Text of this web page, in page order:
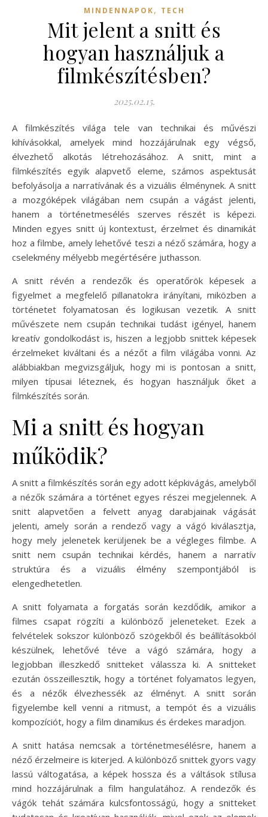
MINDENNAPOK, TECH
Mit jelent a snitt és
hogyan használjuk a
filmkészítésben?
2025.02.15.
A filmkészítés világa tele van technikai és művészi
kihívásokkal, amelyek mind hozzájárulnak egy végső,
élvezhető alkotás létrehozásához. A snitt, mint a
filmkészítés egyik alapvető eleme, számos aspektusát
befolyásolja a narratívának és a vizuális élménynek. A snitt
a mozgóképek világában nem csupán a vágást jelenti,
hanem a történetmesélés szerves részét is képezi.
Minden egyes snitt új kontextust, érzelmet és dinamikát
hoz a filmbe, amely lehetővé teszi a néző számára, hogy a
cselekmény mélyebb megértésére juthasson.
A snitt révén a rendezők és operatőrök képesek a
figyelmet a megfelelő pillanatokra irányítani, miközben a
történetet folyamatosan és logikusan vezetik. A snitt
művészete nem csupán technikai tudást igényel, hanem
kreatív gondolkodást is, hiszen a legjobb snittek képesek
érzelmeket kiváltani és a nézőt a film világába vonni. Az
alábbiakban megvizsgáljuk, hogy mi is pontosan a snitt,
milyen típusai léteznek, és hogyan használjuk őket a
filmkészítés során.
Mi a snitt és hogyan
működik?
A snitt a filmkészítés során egy adott képkivágás, amelyből
a nézők számára a történet egyes részei megjelennek. A
snitt alapvetően a felvett anyag darabjainak vágását
jelenti, amely során a rendező vagy a vágó kiválasztja,
hogy mely jelenetek kerüljenek be a végleges filmbe. A
snitt nem csupán technikai kérdés, hanem a narratív
struktúra és a vizuális élmény szempontjából is
elengedhetetlen.
A snitt folyamata a forgatás során kezdődik, amikor a
filmes csapat rögzíti a különböző jeleneteket. Ezek a
felvételek sokszor különböző szögekből és beállításokból
készülnek, lehetővé téve a vágó számára, hogy a
legjobban illeszkedő snitteket válassza ki. A snitteket
ezután összeillesztik, hogy a történet folyamatos legyen,
és a nézők élvezhessék az élményt. A snitt során
figyelembe kell venni a ritmust, a tempót és a vizuális
kompozíciót, hogy a film dinamikus és érdekes maradjon.
A snitt hatása nemcsak a történetmesélésre, hanem a
néző érzelmeire is kiterjed. A különböző snittek gyors vagy
lassú váltogatása, a képek hossza és a váltások stílusa
mind hozzájárulnak a film hangulatához. A rendezők és
vágók tehát számára kulcsfontosságú, hogy a snitteket